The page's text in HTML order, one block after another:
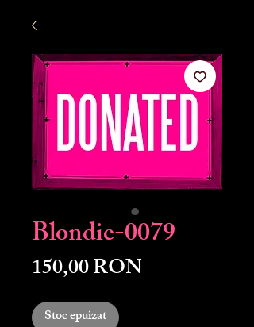
Blondie-0079
150,00 RONPreț
Stoc epuizat